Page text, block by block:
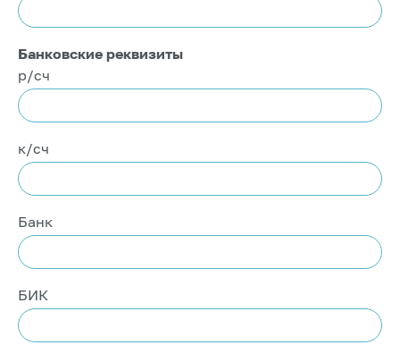
Банковские реквизиты
р/сч
к/сч
Банк
БИК